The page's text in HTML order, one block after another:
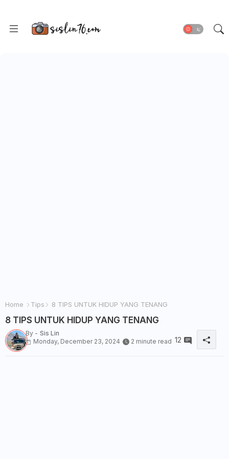
Home Tips 8 TIPS UNTUK HIDUP YANG TENANG
8 TIPS UNTUK HIDUP YANG TENANG
By - Sis Lin
Monday, December 23, 2024
2 minute read 12